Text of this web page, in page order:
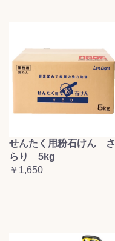
せんたく用粉石けん さ
らり 5kg
￥1,650